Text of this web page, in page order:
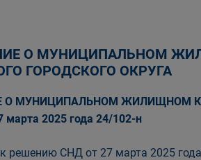
О МУНИЦИПАЛЬНОМ
ГОРОДСКОГО ОКРУГА
О МУНИЦИПАЛЬНОМ ЖИЛИЩНОМ
марта 2025 года 24/102-н
решению СНД от 27 марта 2025